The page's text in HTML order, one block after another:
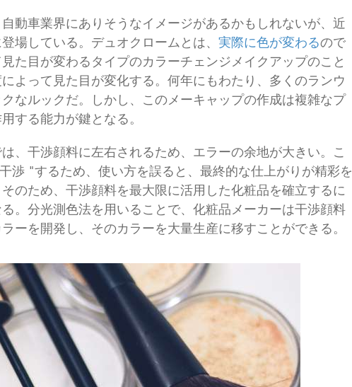
動車業界にありそうなイメージがあるかもしれないが、近
場している。デュオクロームとは、 実際に色が変わるので
た目が変わるタイプのカラーチェンジメイクアップのこと
よって見た目が変化する。何年にもわたり、多くのランウ
なルックだ。しかし、このメーキャップの作成は複雑なプ
する能力が鍵となる。
、干渉顔料に左右されるため、エラーの余地が大きい。こ
渉 "するため、使い方を誤ると、最終的な仕上がりが精彩を
のため、干渉顔料を最大限に活用した化粧品を確立するに
。分光測色法を用いることで、化粧品メーカーは干渉顔料
ーを開発し、そのカラーを大量生産に移すことができる。